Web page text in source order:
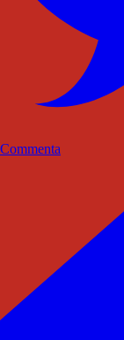
Commenta